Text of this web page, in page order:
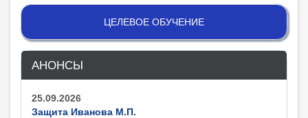
ЦЕЛЕВОЕ ОБУЧЕНИЕ
АНОНСЫ
25.09.2026
Защита Иванова М.П.